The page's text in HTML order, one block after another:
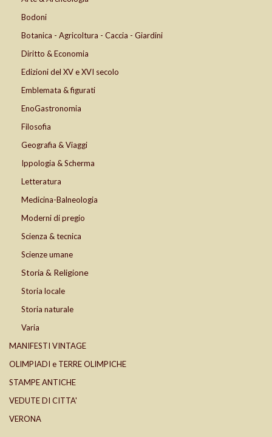
Bodoni
Botanica - Agricoltura - Caccia - Giardini
Diritto & Economia
Edizioni del XV e XVI secolo
Emblemata & figurati
EnoGastronomia
Filosofia
Geografia & Viaggi
Ippologia & Scherma
Letteratura
Medicina-Balneologia
Moderni di pregio
Scienza & tecnica
Scienze umane
Storia & Religione
Storia locale
Storia naturale
Varia
MANIFESTI VINTAGE
OLIMPIADI e TERRE OLIMPICHE
STAMPE ANTICHE
VEDUTE DI CITTA'
VERONA